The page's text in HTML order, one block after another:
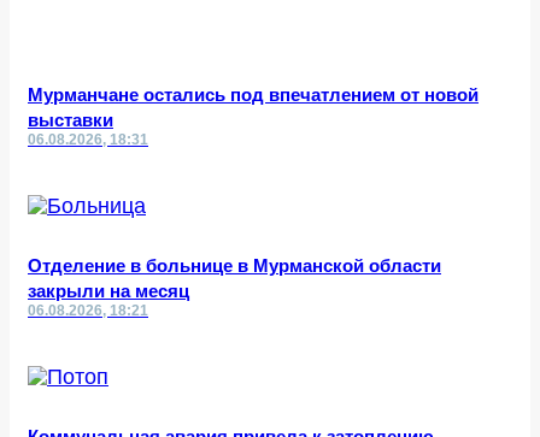
Мурманчане остались под впечатлением от новой
выставки
06.08.2026, 18:31
Отделение в больнице в Мурманской области
закрыли на месяц
06.08.2026, 18:21